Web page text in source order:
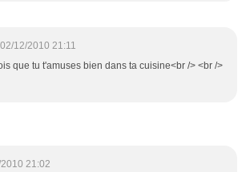
02/12/2010 21:11
que tu t'amuses bien dans ta cuisine<br /> <br />
21:02